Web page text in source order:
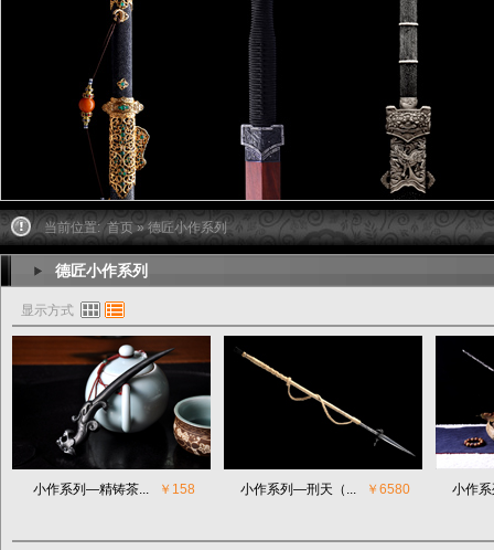
当前位置: 首页» 德匠小作系列
德匠小作系列
显示方式
小作系列—精铸茶... ￥158 小作系列—刑天（... ￥6580 小作